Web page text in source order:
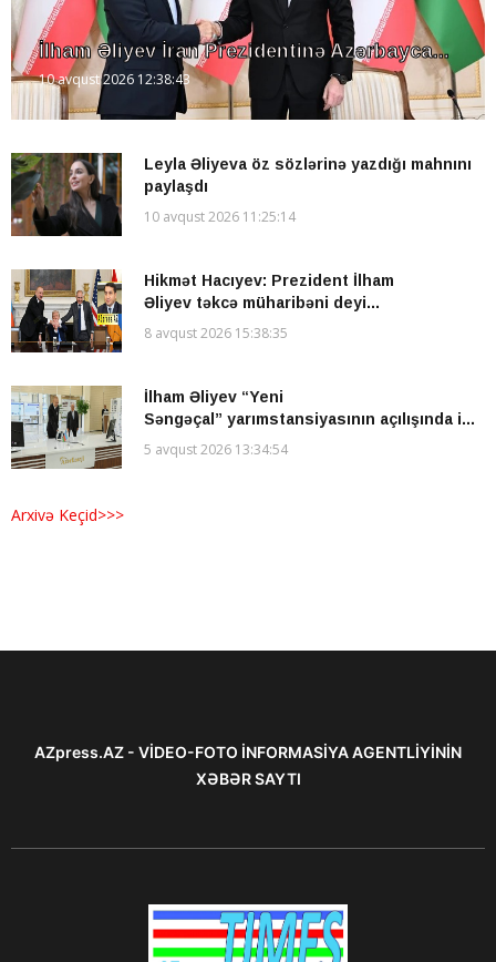
İlham Əliyev İran Prezidentinə Azərbayca...
10 avqust 2026 12:38:43
Leyla Əliyeva öz sözlərinə yazdığı mahnını
paylaşdı
10 avqust 2026 11:25:14
Hikmət Hacıyev: Prezident İlham
Əliyev təkcə müharibəni deyi...
8 avqust 2026 15:38:35
İlham Əliyev “Yeni
Səngəçal” yarımstansiyasının açılışında i...
5 avqust 2026 13:34:54
Arxivə Keçid>>>
AZpress.AZ - VİDEO-FOTO İNFORMASİYA AGENTLİYİNİN
XƏBƏR SAYTI